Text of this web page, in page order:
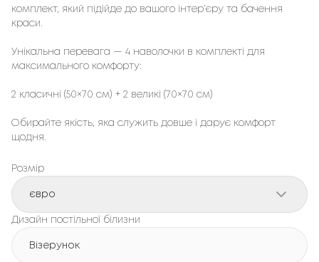
комплект, який підійде до вашого інтер’єру та бачення
краси.
Унікальна перевага — 4 наволочки в комплекті для
максимального комфорту:
2 класичні (50×70 см) + 2 великі (70×70 см)
Обирайте якість, яка служить довше і дарує комфорт
щодня.
Розмір
євро
Дизайн постільної білизни
Візерунок